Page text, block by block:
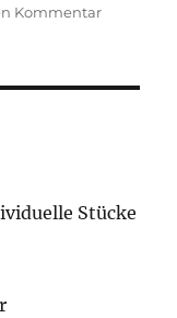
Kommentarzu
Stücke